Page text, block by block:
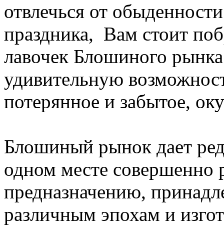
отвлечься от
праздника, Вам стоит
лавочек Блошиного
удивительную
потерянное и забытое,
Блошиный рынок дает
одном месте совершенно
предназначению,
различным эпохам и